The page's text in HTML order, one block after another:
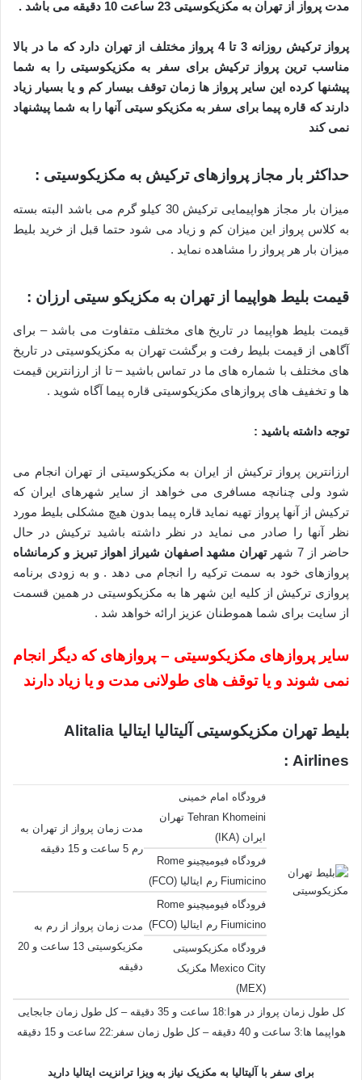
مدت پرواز از تهران به مکزیکوسیتی 23 ساعت 10 دقیقه می باشد .
پرواز ترکیش روزانه 3 تا 4 پرواز مختلف از تهران دارد که ما در بالا
مناسب ترین پرواز ترکیش برای سفر به مکزیکوسیتی را به شما
پیشنها کرده این سایر پرواز ها زمان توقف بیسار کم و یا بسیار زیاد
دارند که قاره پیما برای سفر به مکزیکو سیتی آنها را به شما پیشنهاد
نمی کند
حداکثر بار مجاز پروازهای ترکیش به مکزیکوسیتی :
میزان بار مجاز هواپیمایی ترکیش 30 کیلو گرم می باشد البته بسته
به کلاس پرواز این میزان کم و زیاد می شود حتما قبل از خرید بلیط
میزان بار هر پرواز را مشاهده نماید .
قیمت بلیط هواپیما از تهران به مکزیکو سیتی ارزان :
قیمت بلیط هواپیما در تاریخ های مختلف متفاوت می باشد – برای
آگاهی از قیمت بلیط رفت و برگشت تهران به مکزیکوسیتی در تاریخ
های مختلف با شماره های ما در تماس باشید – تا از ارزانترین قیمت
ها و تخفیف های پروازهای مکزیکوسیتی قاره پیما آگاه شوید .
توجه داشته باشید :
ارزانترین پرواز ترکیش از ایران به مکزیکوسیتی از تهران انجام می
شود ولی چنانچه مسافری می خواهد از سایر شهرهای ایران که
ترکیش از آنها پرواز تهیه نماید قاره پیما بدون هیچ مشکلی بلیط مورد
نظر آنها را صادر می نماید در نظر داشته باشید ترکیش در حال
حاضر از 7 شهر
تهران مشهد اصفهان شیراز اهواز تبریز و کرمانشاه
پروازهای خود به سمت ترکیه را انجام می دهد . و به زودی برنامه
پروازی ترکیش از کلیه این شهر ها به مکزیکوسیتی در همین قسمت
از سایت برای شما هموطنان عزیز ارائه خواهد شد .
سایر پروازهای مکزیکوسیتی – پروازهای که دیگر انجام
نمی شوند و یا توقف های طولانی مدت و یا زیاد دارند
بلیط تهران مکزیکوسیتی آلیتالیا ایتالیا Alitalia
Airlines :
فرودگاه امام خمینی
Tehran Khomeini تهران
ایران (IKA)
مدت زمان پرواز از تهران به
رم 5 ساعت و 15 دقیقه
فرودگاه فیومیچینو Rome
Fiumicino رم ایتالیا (FCO)
فرودگاه فیومیچینو Rome
Fiumicino رم ایتالیا (FCO)
مدت زمان پرواز از رم به
مکزیکوسیتی 13 ساعت و 20
دقیقه
فرودگاه مکزیکوسیتی
Mexico City مکزیک
(MEX)
کل طول زمان پرواز در هوا:18 ساعت و 35 دقیقه – کل طول زمان جابجایی
هواپیما ها:3 ساعت و 40 دقیقه – کل طول زمان سفر:22 ساعت و 15 دقیقه
برای سفر با آلیتالیا به مکزیک نیاز به ویزا ترانزیت ایتالیا دارید